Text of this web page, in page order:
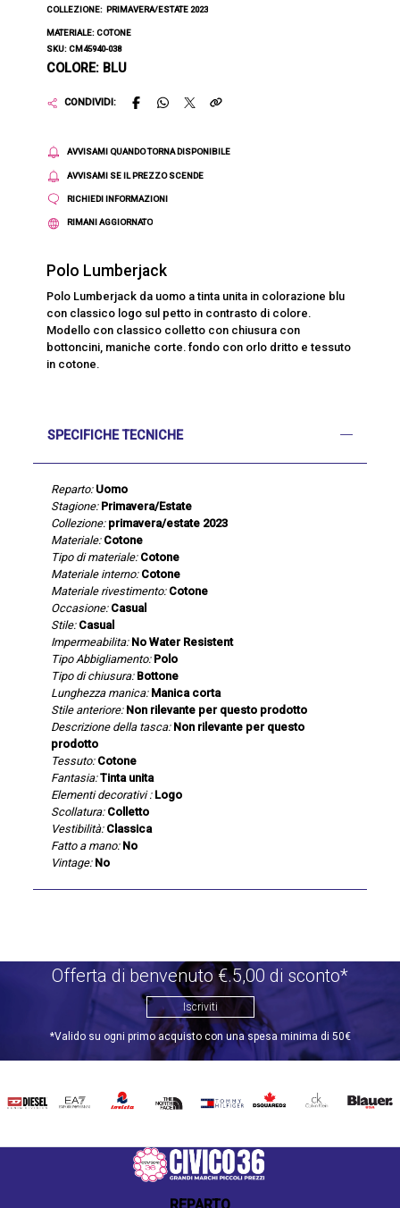
COLLEZIONE: PRIMAVERA/ESTATE 2023
MATERIALE: COTONE
SKU: CM45940-038
COLORE: BLU
CONDIVIDI:
AVVISAMI QUANDO TORNA DISPONIBILE
AVVISAMI SE IL PREZZO SCENDE
RICHIEDI INFORMAZIONI
RIMANI AGGIORNATO
Polo Lumberjack
Polo Lumberjack da uomo a tinta unita in colorazione blu
con classico logo sul petto in contrasto di colore.
Modello con classico colletto con chiusura con
bottoncini, maniche corte. fondo con orlo dritto e tessuto
in cotone.
SPECIFICHE TECNICHE
Reparto: Uomo
Stagione: Primavera/Estate
Collezione: primavera/estate 2023
Materiale: Cotone
Tipo di materiale: Cotone
Materiale interno: Cotone
Materiale rivestimento: Cotone
Occasione: Casual
Stile: Casual
Impermeabilita: No Water Resistent
Tipo Abbigliamento: Polo
Tipo di chiusura: Bottone
Lunghezza manica: Manica corta
Stile anteriore: Non rilevante per questo prodotto
Descrizione della tasca: Non rilevante per questo
prodotto
Tessuto: Cotone
Fantasia: Tinta unita
Elementi decorativi : Logo
Scollatura: Colletto
Vestibilità: Classica
Fatto a mano: No
Vintage: No
Offerta di benvenuto €.5,00 di sconto*
Iscriviti
*Valido su ogni primo acquisto con una spesa minima di 50€
DIESEL EA7 INVICTATHE
TOMMY
DSQUARED2
CALVIN BLAUER